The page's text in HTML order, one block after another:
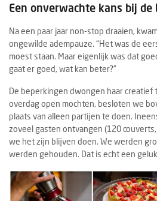
Een onverwachte kans bij de
Na een paar jaar non-stop draaien,
ongewilde adempauze. “Het was de
moest staan. Maar eigenlijk was dat
gaat er goed, wat kan beter?”
De beperkingen dwongen haar creatief
overdag open mochten, besloten we
plaats van alleen partijen te doen.
zoveel gasten ontvangen (120
we het zijn blijven doen. We werden
werden gehouden. Dat is echt een